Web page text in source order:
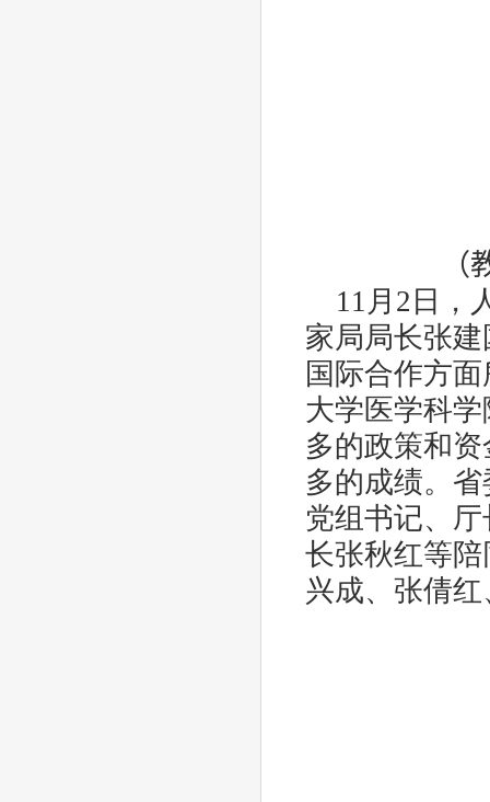
11 月 2 日，
家局局长张
国际合作方
大学医学科
多的政策和
多的成绩。
党组书记、
长张秋红等
兴成、张倩